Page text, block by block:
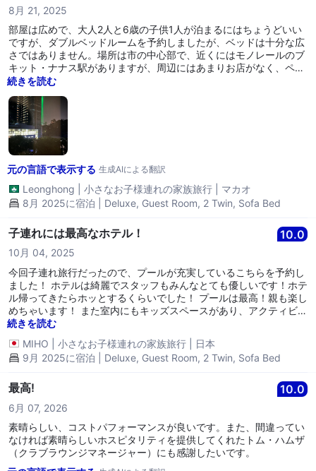
8月 21, 2025
部屋は広めで、大人2人と6歳の子供1人が泊まるにはちょうどいい
ですが、ダブルベッドルームを予約しましたが、ベッドは十分な広
さではありません。場所は市の中心部で、近くにはモノレールのブ
キット・ナナス駅がありますが、周辺にはあまりお店がなく、ペト
ロナスツインタワーまでは徒歩で十数分かかります。私たちは5泊
しましたが、ホテルは毎日コーヒーや紅茶を自動で補充してくれま
せんでした。
続きを読む
元の言語で表示する 生成AIによる翻訳
Leonghong 小さなお子様連れの家族旅行
マカオ
8月 2025に宿泊 | Deluxe, Guest Room, 2 Twin, Sofa Bed
子連れには最高なホテル！ 10.0
10月 04, 2025
今回子連れ旅行だったので、プールが充実しているこちらを予約し
ました！ ホテルは綺麗でスタッフもみんなとても優しいです！ホテ
ル帰ってきたらホッとするくらいでした！ プールは最高！親も楽し
めちゃいます！ また室内にもキッズスペースがあり、アクティビテ
ィの時間もあります。子供にとっても特別な体験ができたと思いま
す😆！スリアKLCCまで徒歩でよく行っていました！
続きを読む
MIHO
小さなお子様連れの家族旅行
日本
9月 2025に宿泊 | Deluxe, Guest Room, 2 Twin, Sofa Bed
最高! 10.0
6月 07, 2026
素晴らしい、コストパフォーマンスが良いです。また、間違ってい
なければ素晴らしいホスピタリティを提供してくれたトム・ハムザ
（クラブラウンジマネージャー）にも感謝したいです。